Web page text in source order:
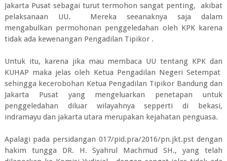
Jakarta Pusat sebagai turut termohon sangat penting, akibat
pelaksanaan UU. Mereka seeanaknya saja dalam
mengabulkan permohonan penggeledahan oleh KPK karena
tidak ada kewenangan Pengadilan Tipikor .
Untuk itu, karena jika mau membaca UU tentang KPK dan
KUHAP maka jelas oleh Ketua Pengadilan Negeri Setempat
sehingga kecerobohan Ketua Pengadilan Tipikor Bandung dan
Jakarta Pusat yang mengeluarkan penetapan untuk
penggeledahan diluar wilayahnya sepperti di bekasi,
indramayu dan jakarta utara merupakan kejahatan penguasa.
Apalagi pada persidangan 017/pid.pra/2016/pn.jkt.pst dengan
hakim tungga DR. H. Syahrul Machmud SH., yang telah